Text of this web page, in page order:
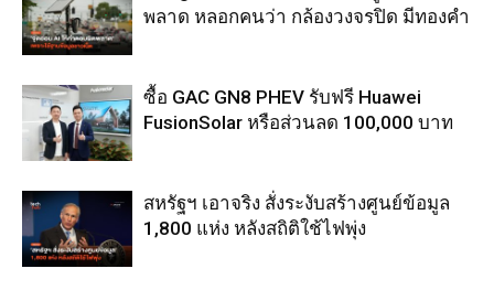
พลาด หลอกคนว่า กล้องวงจรปิด มีทองคำ
ซื้อ GAC GN8 PHEV รับฟรี Huawei
FusionSolar หรือส่วนลด 100,000 บาท
สหรัฐฯ เอาจริง สั่งระงับสร้างศูนย์ข้อมูล
1,800 แห่ง หลังสถิติใช้ไฟพุ่ง